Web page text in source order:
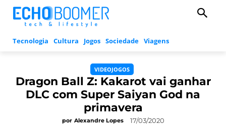
Tecnologia Cultura Jogos Sociedade Viagens
VIDEOJOGOS
Dragon Ball Z: Kakarot vai ganhar
DLC com Super Saiyan God na
primavera
por Alexandre Lopes 17/03/2020